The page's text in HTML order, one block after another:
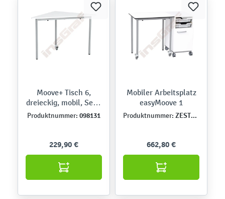
Moove+ Tisch 6,
dreieckig, mobil, Seite
90 cm, TH 76 cm -
Produktnummer: 098131
229,90 €
Mobiler Arbeitsplatz
easyMoove 1
Produktnummer: ZEST5518
662,80 €